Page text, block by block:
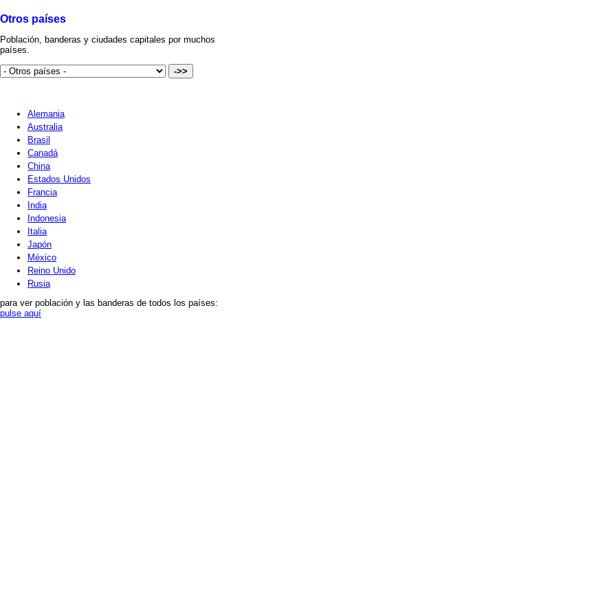
Otros países
Población, banderas y ciudades capitales por muchos
países.
Alemania
Australia
Brasil
Canadá
China
Estados Unidos
Francia
India
Indonesia
Italia
Japón
México
Reino Unido
Rusia
para ver población y las banderas de todos los países:
pulse aquí